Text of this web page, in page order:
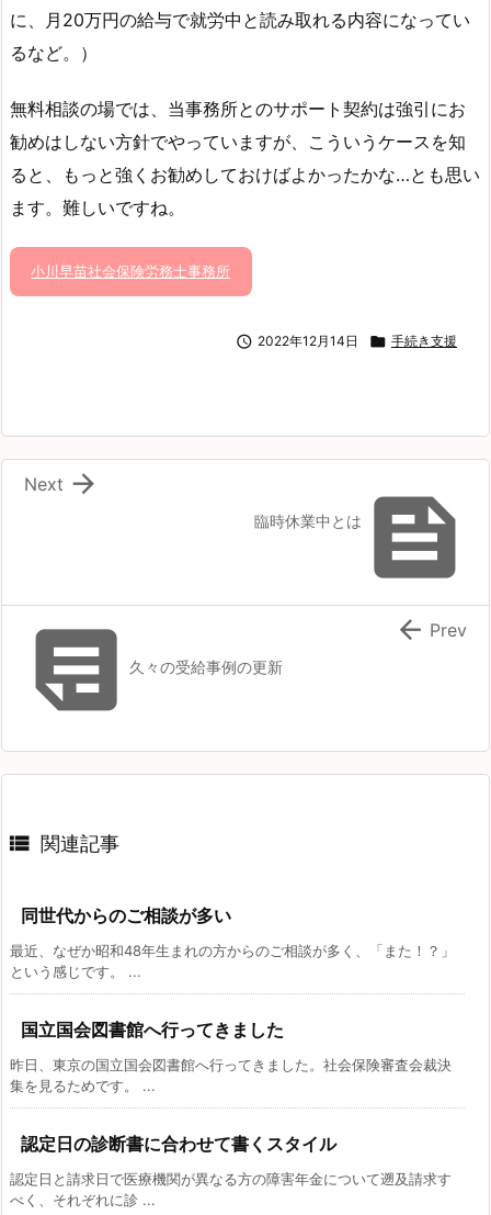
に、月20万円の給与で就労中と読み取れる内容になってい
るなど。）
無料相談の場では、当事務所とのサポート契約は強引にお
勧めはしない方針でやっていますが、こういうケースを知
ると、もっと強くお勧めしておけばよかったかな…とも思い
ます。難しいですね。
小川早苗社会保険労務士事務所
 2022年12月14日  手続き支援

臨時休業中とは

Next
久々の受給事例の更新
 Prev
 関連記事
同世代からのご相談が多い
最近、なぜか昭和48年生まれの方からのご相談が多く、「また！？」
という感じです。 ...
国立国会図書館へ行ってきました
昨日、東京の国立国会図書館へ行ってきました。社会保険審査会裁決
集を見るためです。 ...
認定日の診断書に合わせて書くスタイル
認定日と請求日で医療機関が異なる方の障害年金について遡及請求す
べく、それぞれに診 ...